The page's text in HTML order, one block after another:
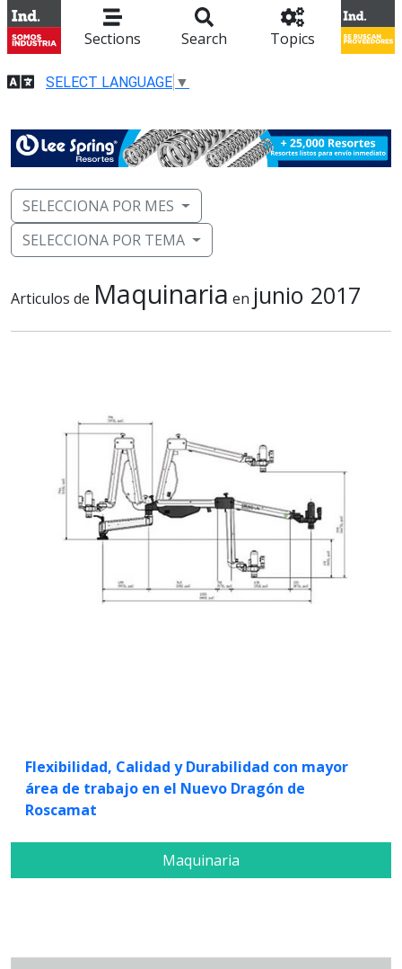
Sections Search Topics
SELECT LANGUAGE ▼
SELECCIONA POR MES
SELECCIONA POR TEMA
Articulos de Maquinaria en junio 2017
Flexibilidad, Calidad y Durabilidad con mayor
área de trabajo en el Nuevo Dragón de
Roscamat
Maquinaria